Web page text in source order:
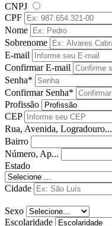
CNPJ
CPF
Nome
Sobrenome
E-mail
Confirmar E-mail
Senha*
Confirmar Senha*
Profissão
CEP
Rua, Avenida, Logradouro...
Bairro
Número, Ap...
Estado
Cidade
Sexo
Escolaridade